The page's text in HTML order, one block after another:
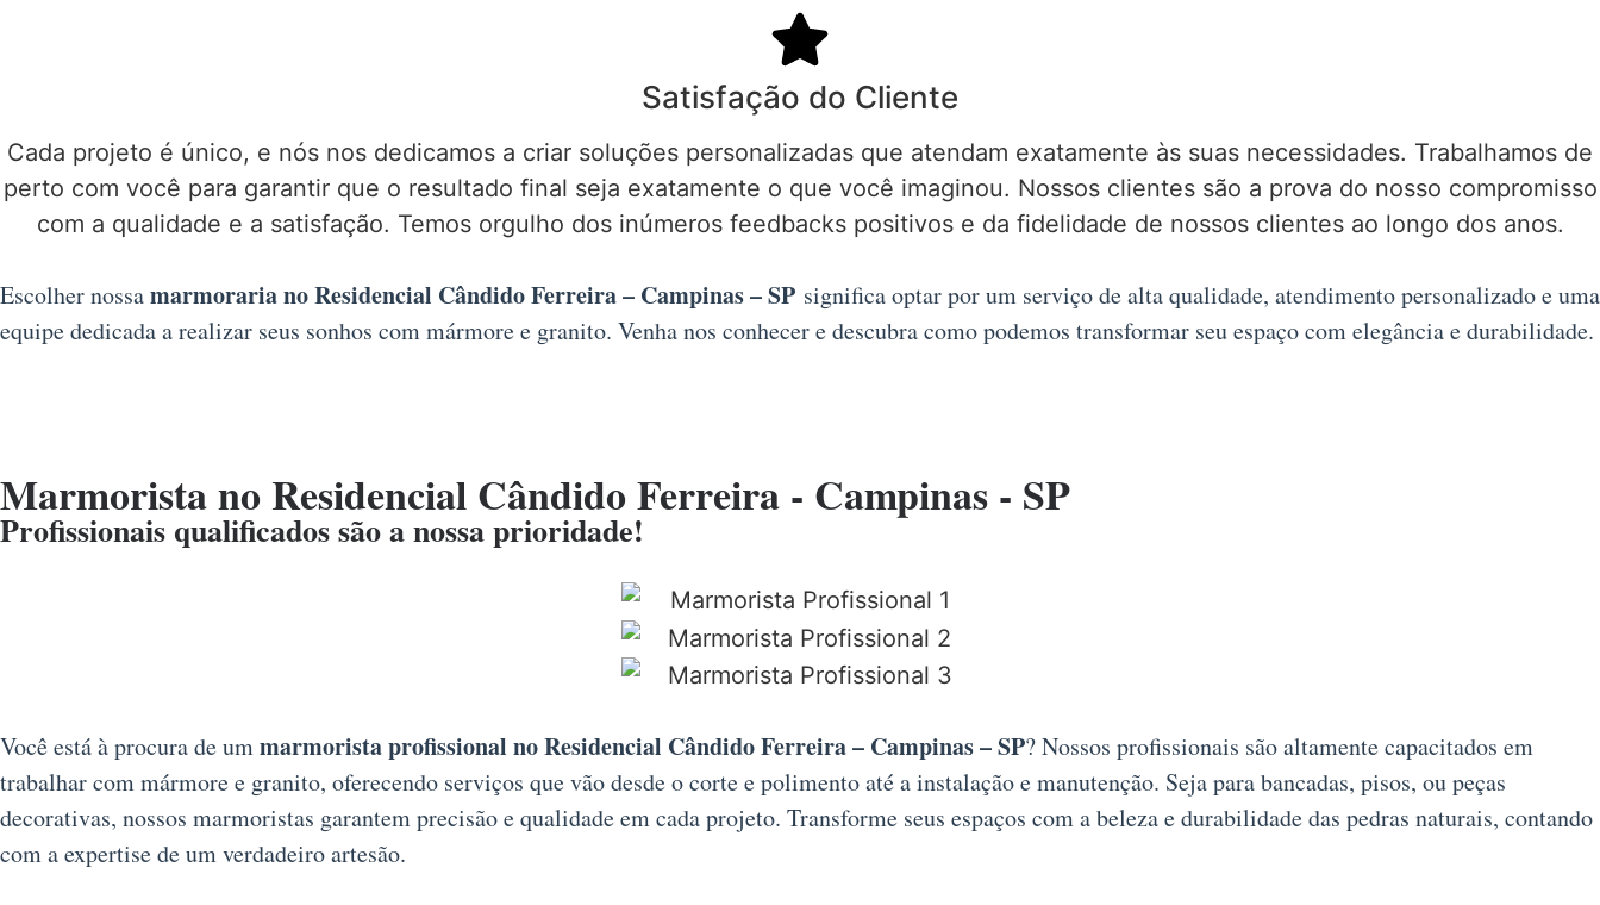
Satisfação do Cliente
Cada projeto é único, e nós nos dedicamos a criar soluções personalizadas que atendam exatamente às suas necessidades. Trabalhamos de
perto com você para garantir que o resultado final seja exatamente o que você imaginou. Nossos clientes são a prova do nosso compromisso
com a qualidade e a satisfação. Temos orgulho dos inúmeros feedbacks positivos e da fidelidade de nossos clientes ao longo dos anos.
Escolher nossamarmoraria no Residencial Cândido Ferreira – Campinas – SP significa optar por um serviço de alta qualidade, atendimento personalizado e uma
equipe dedicada a realizar seus sonhos com mármore e granito. Venha nos conhecer e descubra como podemos transformar seu espaço com elegância e durabilidade.
Marmorista no Residencial Cândido Ferreira - Campinas - SP
Profissionais qualificados são a nossa prioridade!
Você está à procura de ummarmorista profissional no Residencial Cândido Ferreira – Campinas – SP? Nossos profissionais são altamente capacitados em
trabalhar com mármore e granito, oferecendo serviços que vão desde o corte e polimento até a instalação e manutenção. Seja para bancadas, pisos, ou peças
decorativas, nossos marmoristas garantem precisão e qualidade em cada projeto. Transforme seus espaços com a beleza e durabilidade das pedras naturais, contando
com a expertise de um verdadeiro artesão.